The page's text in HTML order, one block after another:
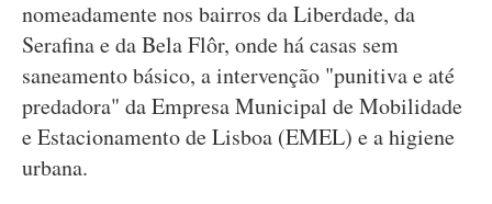
nomeadamente nos bairros da Liberdade, da
Serafina e da Bela Flôr, onde há casas sem
saneamento básico, a intervenção "punitiva e até
predadora" da Empresa Municipal de Mobilidade
e Estacionamento de Lisboa (EMEL) e a higiene
urbana.